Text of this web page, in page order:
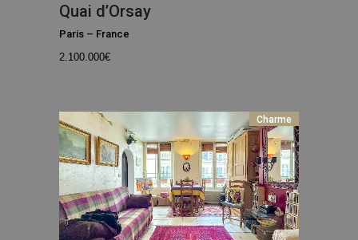
Quai d’Orsay
Paris – France
2.100.000€
Charme